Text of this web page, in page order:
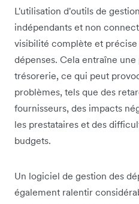
L'utilisation d'outils de
indépendants et non
visibilité complète et précise
dépenses. Cela entraîne
trésorerie, ce qui peut
problèmes, tels que des
fournisseurs, des impacts
les prestataires et des
budgets.
Un logiciel de gestion des
également ralentir